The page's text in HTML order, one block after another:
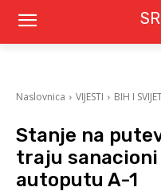
Naslovnica VIJESTI BIH I
Stanje na
traju
autoputu A-1